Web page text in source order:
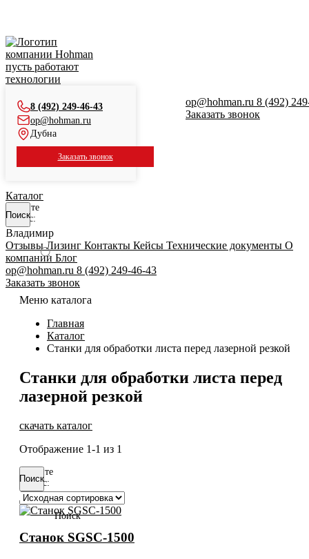
пусть работают
технологии
8 (492) 249-46-43
op@hohman.ru
Дубна
Заказать звонок
op@hohman.ru 8 (492)
Заказать звонок
Каталог
Введите
запрос:
Поиск
Владимир
Отзывы Лизинг Контакты Кейсы Технические документы О
компании Блог
op@hohman.ru 8 (492) 249-46-43
Заказать звонок
Станки для очистки труб от ржавчины
Станки для бесцентрового шлифования труб
Станки для плоского шлифования
Многофункциональные станки
Системы хранения и транспортировки листового
металла
Шлифовальные и полировальные станки
Ленточные гриндеры
Прочие станки и станки по ТЗ
Ручной инструмент
Скачать каталог
Меню каталога
Главная
Каталог
Станки для обработки листа перед лазерной резкой
Станки для обработки листа перед
лазерной резкой
скачать каталог
Отображение 1-1 из 1
Введите
запрос:
Поиск
Поиск
Станок SGSC-1500